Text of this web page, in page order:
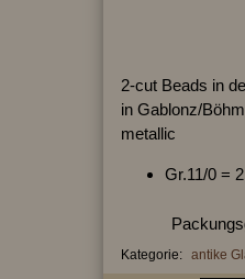
2-cut Beads in
in Gablonz/
metallic
Gr.11/0 =
Kategorie: antike